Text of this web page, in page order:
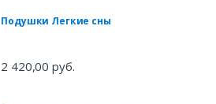
Подушки Легкие сны
2 420,00 руб.